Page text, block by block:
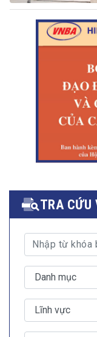
TRA CỨU